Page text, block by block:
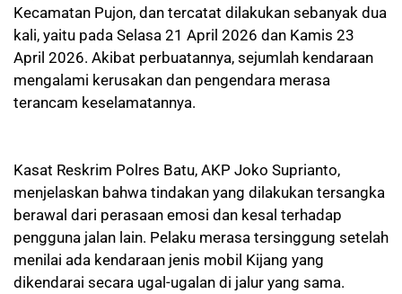
Kecamatan Pujon, dan tercatat dilakukan sebanyak dua
kali, yaitu pada Selasa 21 April 2026 dan Kamis 23
April 2026. Akibat perbuatannya, sejumlah kendaraan
mengalami kerusakan dan pengendara merasa
terancam keselamatannya.
Kasat Reskrim Polres Batu, AKP Joko Suprianto,
menjelaskan bahwa tindakan yang dilakukan tersangka
berawal dari perasaan emosi dan kesal terhadap
pengguna jalan lain. Pelaku merasa tersinggung setelah
menilai ada kendaraan jenis mobil Kijang yang
dikendarai secara ugal-ugalan di jalur yang sama.